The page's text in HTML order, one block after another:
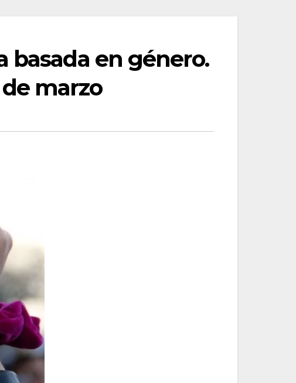
basada en género.
marzo